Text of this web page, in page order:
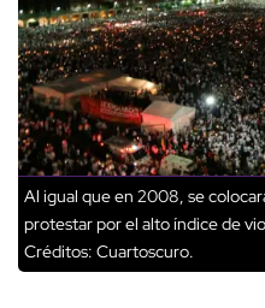
Al igual que en 2008, se
protestar por el alto índice de
Créditos: Cuartoscuro.